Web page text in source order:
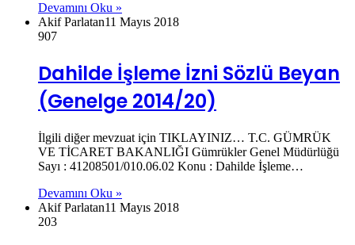
Devamını Oku »
Akif Parlatan11 Mayıs 2018
907
Dahilde İşleme İzni Sözlü Beyan
(Genelge 2014/20)
İlgili diğer mevzuat için TIKLAYINIZ… T.C. GÜMRÜK
VE TİCARET BAKANLIĞI Gümrükler Genel Müdürlüğü
Sayı : 41208501/010.06.02 Konu : Dahilde İşleme…
Devamını Oku »
Akif Parlatan11 Mayıs 2018
203